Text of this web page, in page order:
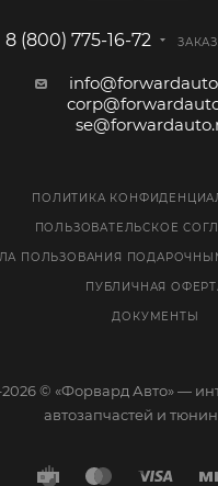
8 (800) 775-16-72
ПОЛИТИКА
ПОЛЬЗОВАТЕЛЬСКОЕ
ПОЛЬЗОВАНИЯ
ПУБЛИЧНАЯ
ДОКУМЕНТЫ
© «Форвард Авто» —
автозапчастей и